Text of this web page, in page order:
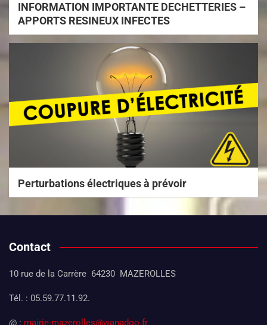
INFORMATION IMPORTANTE DECHETTERIES –
APPORTS RESINEUX INFECTES
Perturbations électriques à prévoir
Contact
10 rue de la Carrère 64230 MAZEROLLES
Tél. : 05.59.77.11.92.